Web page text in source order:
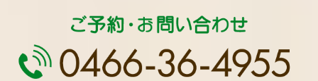
初めての方へ
診療案内